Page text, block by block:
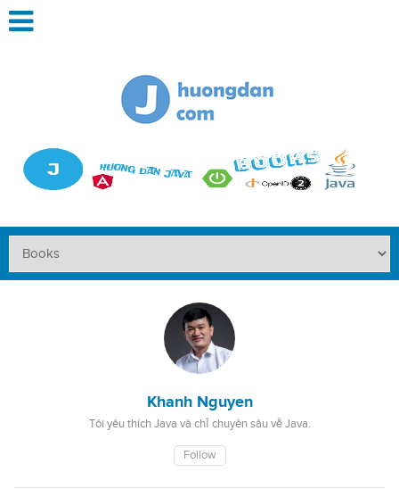
Khanh Nguyen
Tôi yêu thích Java và chỉ chuyên sâu về Java.
Follow